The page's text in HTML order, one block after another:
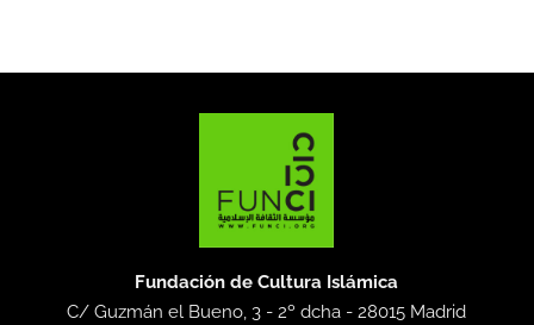
Fundación de Cultura Islámica
C/ Guzmán el Bueno, 3 - 2º dcha -28015 Madrid